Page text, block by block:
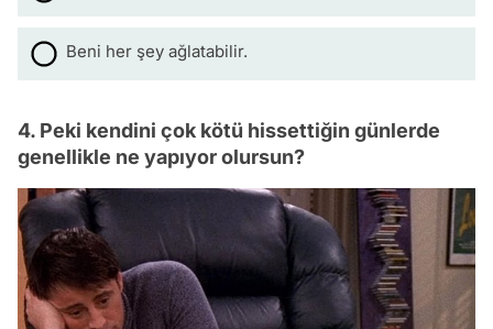
Beni her şey ağlatabilir.
4. Peki kendini çok kötü hissettiğin günlerde
genellikle ne yapıyor olursun?